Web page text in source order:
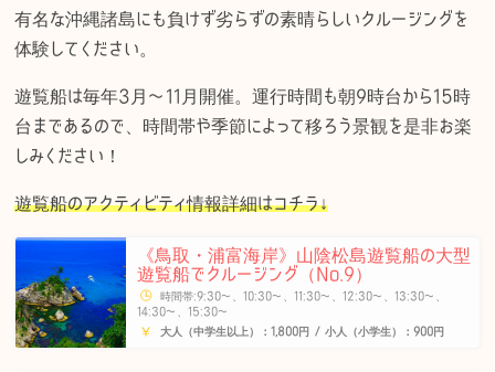
有名な沖縄諸島にも負けず劣らずの素晴らしいクルージングを
体験してください。
遊覧船は毎年3月〜11月開催。運行時間も朝9時台から15時
台まであるので、時間帯や季節によって移ろう景観を是非お楽
しみください！
遊覧船のアクティビティ情報詳細はコチラ↓
《鳥取・浦富海岸》山陰松島遊覧船の大型
遊覧船でクルージング（No.9）
時間帯:9:30〜、10:30〜、11:30〜、12:30〜、13:30〜、
14:30〜、15:30〜
大人（中学生以上）：1,800円 / 小人（小学生）：900円